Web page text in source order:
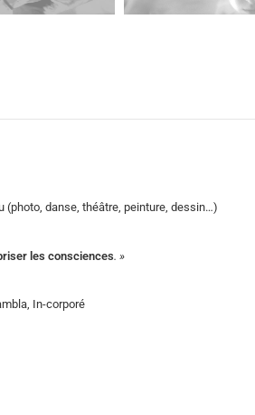
(photo, danse, théâtre, peinture, dessin…)
les consciences. »
In-corporé